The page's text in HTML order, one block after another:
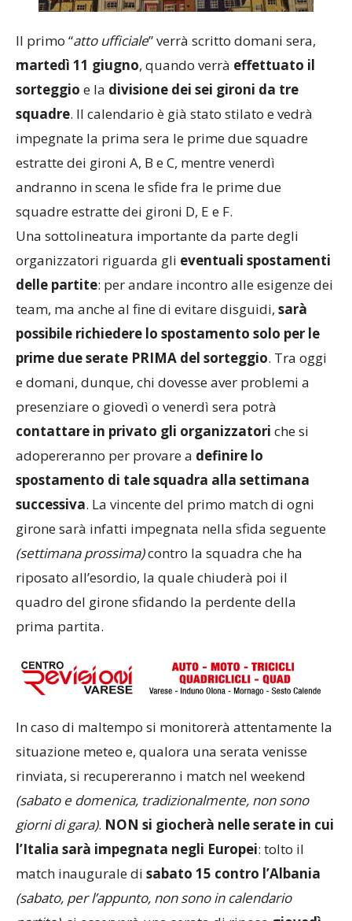
Il primo “atto ufficiale” verrà scritto domani sera,
martedì 11 giugno, quando verrà effettuato il
sorteggio e la divisione dei sei gironi da tre
squadre. Il calendario è già stato stilato e vedrà
impegnate la prima sera le prime due squadre
estratte dei gironi A, B e C, mentre venerdì
andranno in scena le sfide fra le prime due
squadre estratte dei gironi D, E e F.
Una sottolineatura importante da parte degli
organizzatori riguarda gli eventuali spostamenti
delle partite: per andare incontro alle esigenze dei
team, ma anche al fine di evitare disguidi, sarà
possibile richiedere lo spostamento solo per le
prime due serate PRIMA del sorteggio. Tra oggi
e domani, dunque, chi dovesse aver problemi a
presenziare o giovedì o venerdì sera potrà
contattare in privato gli organizzatori che si
adopereranno per provare a definire lo
spostamento di tale squadra alla settimana
successiva. La vincente del primo match di ogni
girone sarà infatti impegnata nella sfida seguente
(settimana prossima)contro la squadra che ha
riposato all’esordio, la quale chiuderà poi il
quadro del girone sfidando la perdente della
prima partita.
In caso di maltempo si monitorerà attentamente la
situazione meteo e, qualora una serata venisse
rinviata, si recupereranno i match nel weekend
(sabato e domenica, tradizionalmente, non sono
giorni di gara). NON si giocherà nelle serate in cui
l’Italia sarà impegnata negli Europei: tolto il
match inaugurale di sabato 15 contro l’Albania
(sabato, per l’appunto, non sono in calendario